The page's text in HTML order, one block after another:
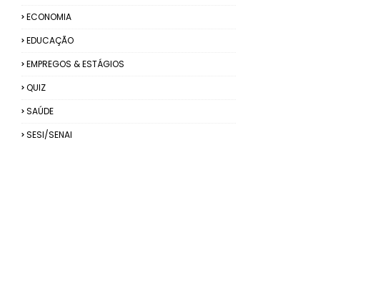
ECONOMIA
EDUCAÇÃO
EMPREGOS & ESTÁGIOS
QUIZ
SAÚDE
SESI/SENAI